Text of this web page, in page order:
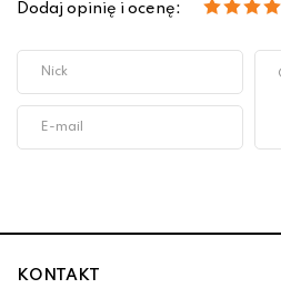
Dodaj opinię i ocenę:
KONTAKT